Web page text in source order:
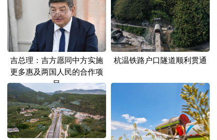
多语种频道
English Español Français عربى
Русский язык
Deutsch Português
吉总理：吉方愿同中方实施
更多惠及两国人民的合作项
目
杭温铁路户口隧道顺利贯通